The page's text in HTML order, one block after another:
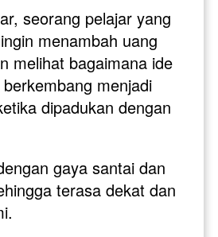
seorang pelajar yang
menambah uang
melihat bagaimana ide
menjadi
dipadukan dengan
gaya santai dan
terasa dekat dan